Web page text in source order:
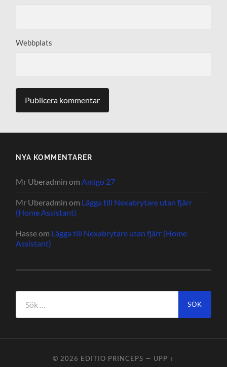
Webbplats
NYA KOMMENTARER
Mr Uberadmin omAmigo 27
Mr Uberadmin om Lägga till Nexabrytare utan fjärr
(Home Assistant)
Hasseom Lägga till Nexabrytare utan fjärr (Home
Assistant)
efter:
© 2026 EDITIO PRINCEPS — UPP ↑